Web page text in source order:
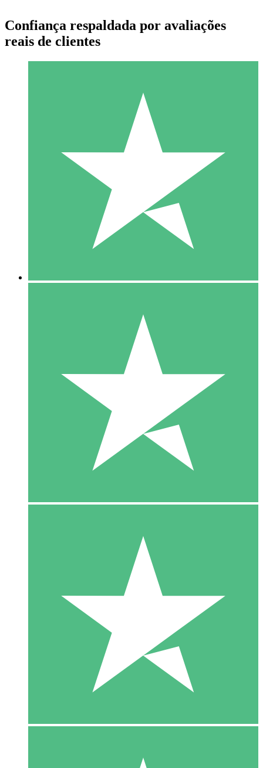
Pacotes de Créditos Individuais
Pague conforme o uso com créditos de download. Sem
1000
10 Downloads
20 00
Confiança respaldada por avaliações
reais de clientes